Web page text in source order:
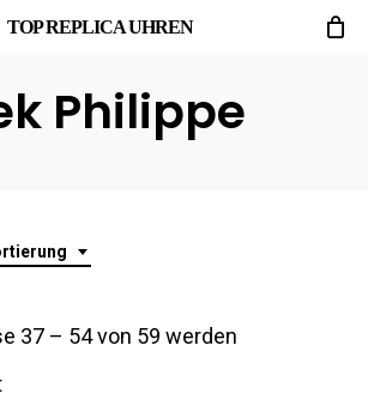
TOP REPLICA UHREN
Philippe
37 – 54 von 59 werden